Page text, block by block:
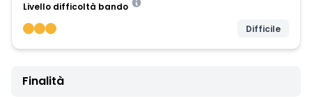
Livello difficoltà bando
Difficile
Finalità